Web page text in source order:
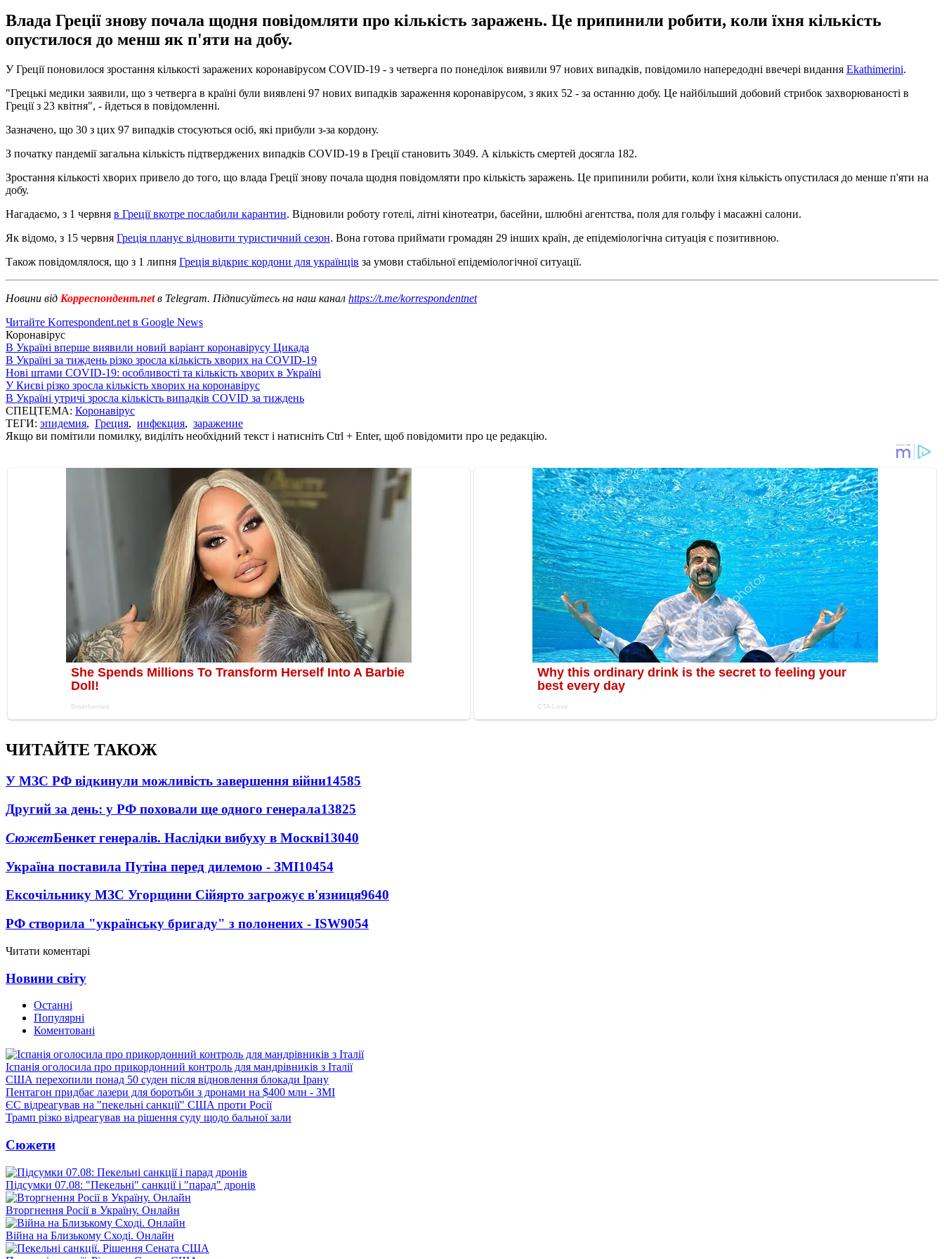
Влада Греції знову почала щодня повідомляти про кількість заражень. Це припинили робити, коли їхня кількість
опустилося до менш як п'яти на добу.
У Греції поновилося зростання кількості заражених коронавірусом COVID-19 - з четверга по понеділок виявили 97 нових випадків, повідомило напередодні ввечері видання Ekathimerini.
"Грецькі медики заявили, що з четверга в країні були виявлені 97 нових випадків зараження коронавірусом, з яких 52 - за останню добу. Це найбільший добовий стрибок захворюваності в
Греції з 23 квітня", - йдеться в повідомленні.
Зазначено, що 30 з цих 97 випадків стосуються осіб, які прибули з-за кордону.
З початку пандемії загальна кількість підтверджених випадків COVID-19 в Греції становить 3049. А кількість смертей досягла 182.
Зростання кількості хворих привело до того, що влада Греції знову почала щодня повідомляти про кількість заражень. Це припинили робити, коли їхня кількість опустилася до менше п'яти на
добу.
Нагадаємо, з 1 червня в Греції вкотре послабили карантин. Відновили роботу готелі, літні кінотеатри, басейни, шлюбні агентства, поля для гольфу і масажні салони.
Як відомо, з 15 червня Греція планує відновити туристичний сезон. Вона готова приймати громадян 29 інших країн, де епідеміологічна ситуація є позитивною.
Також повідомлялося, що з 1 липня Греція відкриє кордони для українців за умови стабільної епідеміологічної ситуації.
Новини від Корреспондент.netв Telegram. Підписуйтесь на наш канал https://t.me/korrespondentnet
Читайте Korrespondent.net в Google News
Коронавірус
В Україні вперше виявили новий варіант коронавірусу Цикада
В Україні за тиждень різко зросла кількість хворих на COVID-19
Нові штами COVID-19: особливості та кількість хворих в Україні
У Києві різко зросла кількість хворих на коронавірус
В Україні утричі зросла кількість випадків COVID за тиждень
СПЕЦТЕМА: Коронавірус
ТЕГИ: эпидемия, Греция, инфекция, заражение
Якщо ви помітили помилку, виділіть необхідний текст і натисніть Ctrl + Enter, щоб повідомити про це редакцію.
ЧИТАЙТЕ ТАКОЖ
У МЗС РФ відкинули можливість завершення війни14585
Другий за день: у РФ поховали ще одного генерала13825
СюжетБенкет генералів. Наслідки вибуху в Москві13040
Україна поставила Путіна перед дилемою - ЗМІ10454
Ексочільнику МЗС Угорщини Сійярто загрожує в'язниця9640
РФ створила "українську бригаду" з полонених - ISW9054
Читати коментарі
Новини світу
Останні
Популярні
Коментовані
Іспанія оголосила про прикордонний контроль для мандрівників з Італії
США перехопили понад 50 суден після відновлення блокади Ірану
Пентагон придбає лазери для боротьби з дронами на $400 млн - ЗМІ
ЄС відреагував на "пекельні санкції" США проти Росії
Трамп різко відреагував на рішення суду щодо бальної зали
Сюжети
Підсумки 07.08: "Пекельні" санкції і "парад" дронів
Вторгнення Росії в Україну. Онлайн
Війна на Близькому Сході. Онлайн